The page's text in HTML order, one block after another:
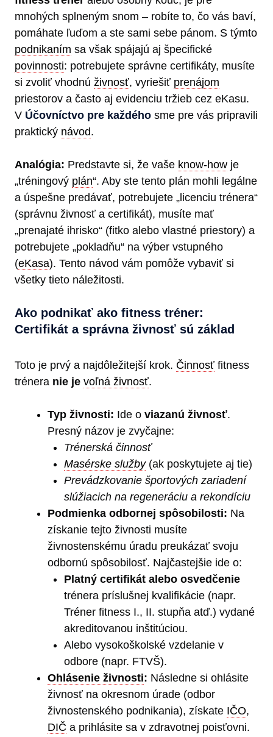
mnohých splneným snom – robíte to, čo vás baví,
pomáhate ľuďom a ste sami sebe pánom. S týmto
podnikaním sa však spájajú aj špecifické
povinnosti: potrebujete správne certifikáty, musíte
si zvoliť vhodnú živnosť, vyriešiť prenájom
priestorov a často aj evidenciu tržieb cez eKasu.
V Účovníctvo pre každého sme pre vás pripravili
praktický návod.
Analógia: Predstavte si, že vaše know-how je
„tréningový plán“. Aby ste tento plán mohli legálne
a úspešne predávať, potrebujete „licenciu trénera“
(správnu živnosť a certifikát), musíte mať
„prenajaté ihrisko“ (fitko alebo vlastné priestory) a
potrebujete „pokladňu“ na výber vstupného
(eKasa). Tento návod vám pomôže vybaviť si
všetky tieto náležitosti.
Ako podnikať ako fitness tréner:
Certifikát a správna živnosť sú základ
Toto je prvý a najdôležitejší krok. Činnosť fitness
trénera nie je voľná živnosť.
Typ živnosti: Ide o viazanú živnosť.
Presný názov je zvyčajne:
Trénerská činnosť
Masérske služby(ak poskytujete aj tie)
Prevádzkovanie športových zariadení
slúžiacich na regeneráciu a rekondíciu
Podmienka odbornej spôsobilosti: Na
získanie tejto živnosti musíte
živnostenskému úradu preukázať svoju
odbornú spôsobilosť. Najčastejšie ide o:
Platný certifikát alebo osvedčenie
trénera príslušnej kvalifikácie (napr.
Tréner fitness I., II. stupňa atď.) vydané
akreditovanou inštitúciou.
Alebo vysokoškolské vzdelanie v
odbore (napr. FTVŠ).
Ohlásenie živnosti: Následne si ohlásite
živnosť na okresnom úrade (odbor
živnostenského podnikania), získate IČO,
DIČ a prihlásite sa v zdravotnej poisťovni.